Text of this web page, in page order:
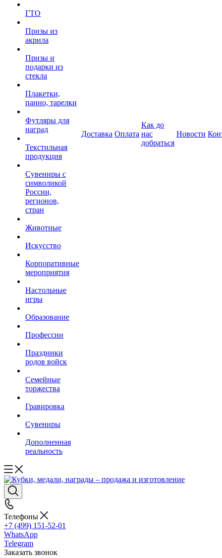
ГТО
Призы из
акрила
Призы и
подарки из
стекла
Плакетки,
панно, тарелки
Футляры для
наград
Текстильная
продукция
Сувениры с
символикой
России,
регионов,
стран
Животные
Искусство
Корпоративные
мероприятия
Настольные
игры
Образование
Профессии
Праздники
родов войск
Семейные
торжества
Гравировка
Сувениры
Дополненная
реальность
Доставка Оплата
Как до
нас
добраться
Новости
Телефоны
+7 (499) 151-52-01
WhatsApp
Telegram
Заказать звонок